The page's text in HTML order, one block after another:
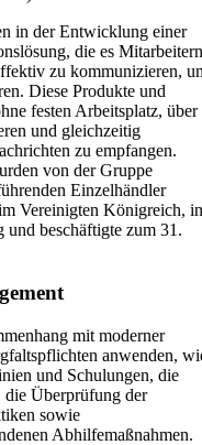
in der Entwicklung einer
die es Mitarbeitern
zu kommunizieren,
Diese Produkte und
festen Arbeitsplatz, über
und gleichzeitig
zu empfangen.
von der Gruppe
Einzelhändler
Vereinigten Königreich, in
beschäftigte zum 31.
mit moderner
anwenden,
und Schulungen, die
die Überprüfung der
sowie
Abhilfemaßnahmen.